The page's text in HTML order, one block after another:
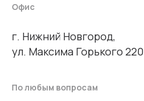
Офис
г. Нижний Новгород,
ул. Максима Горького 220
По любым вопросам